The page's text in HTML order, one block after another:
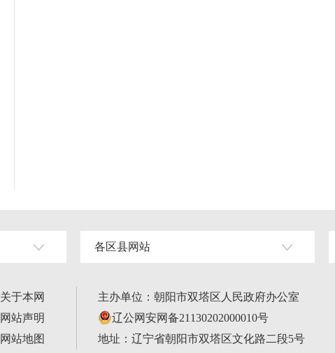
各区县网站
关于本网
网站声明
网站地图
主办单位：朝阳市双塔区人民政府办公室
辽公网安网备21130202000010号
地址：辽宁省朝阳市双塔区文化路二段5号